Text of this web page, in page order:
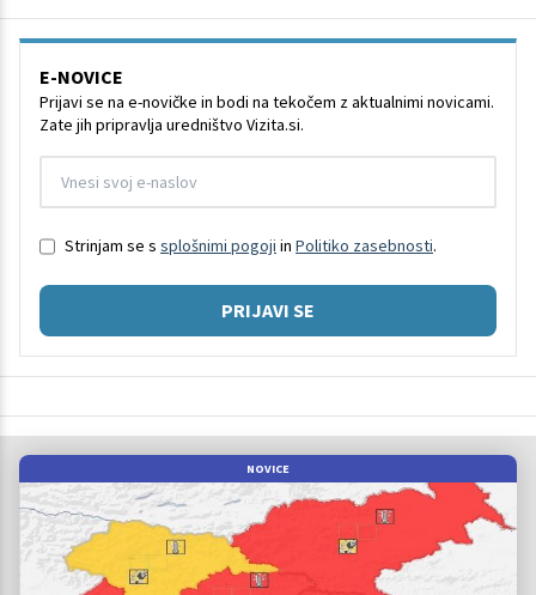
E-NOVICE
Prijavi se na e-novičke in bodi na tekočem z aktualnimi novicami.
Zate jih pripravlja uredništvo Vizita.si.
Strinjam se s splošnimi pogoji in Politiko zasebnosti.
PRIJAVI SE
NOVICE